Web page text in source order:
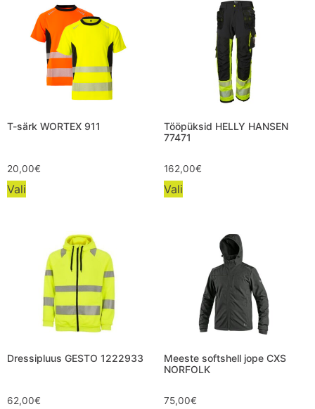
T-särk WORTEX 911
20,00€
Vali
Tööpüksid HELLY HANSEN
77471
162,00€
Vali
Dressipluus GESTO 1222933
62,00€
Meeste softshell jope CXS
NORFOLK
75,00€